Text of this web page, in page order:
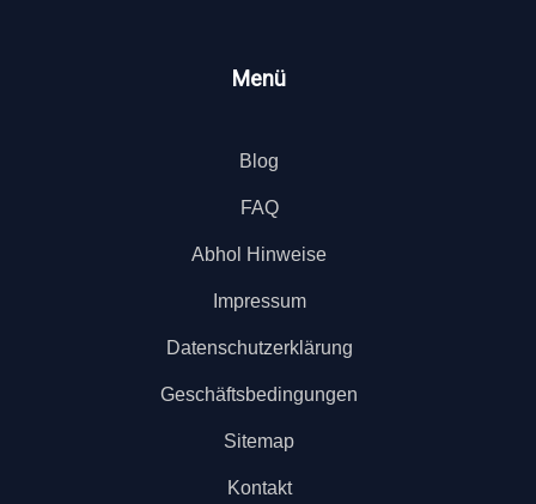
Menü
Blog
FAQ
Abhol Hinweise
Impressum
Datenschutzerklärung
Geschäftsbedingungen
Sitemap
Kontakt